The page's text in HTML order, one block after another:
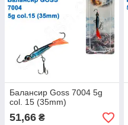
Балансир Goss 7004 5g
col. 15 (35mm)
51,66 ₴